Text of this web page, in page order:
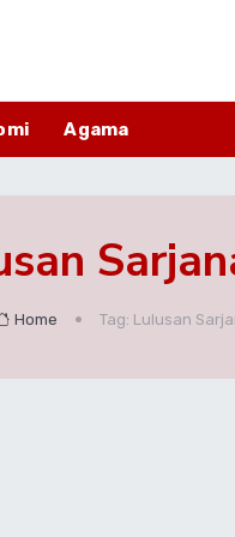
Agama
Home Tag: Lulusan